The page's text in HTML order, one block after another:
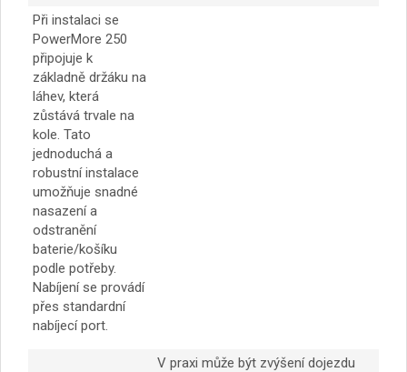
Při instalaci se
PowerMore 250
připojuje k
základně držáku na
láhev, která
zůstává trvale na
kole. Tato
jednoduchá a
robustní instalace
umožňuje snadné
nasazení a
odstranění
baterie/košíku
podle potřeby.
Nabíjení se provádí
přes standardní
nabíjecí port.
V praxi může být zvýšení dojezdu